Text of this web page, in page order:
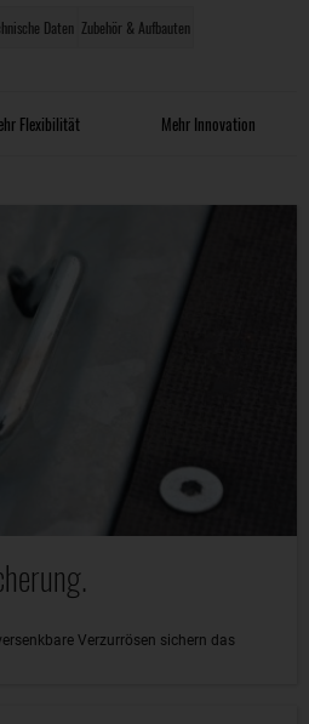
Daten Zubehör & Aufbauten
Flexibilität Mehr Innovation
Verzurrösen sichern das